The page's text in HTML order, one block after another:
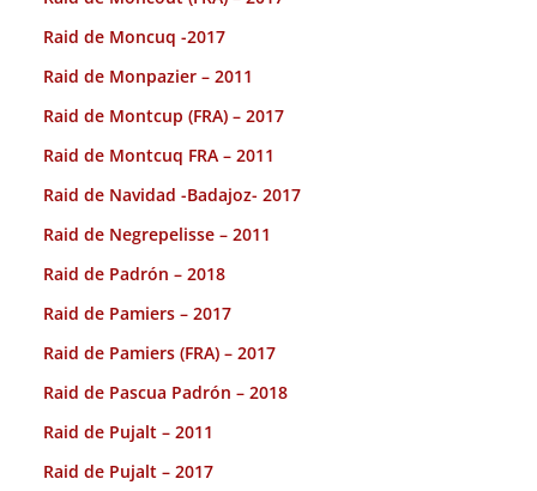
Raid de Moncuq -2017
Raid de Monpazier – 2011
Raid de Montcup (FRA) – 2017
Raid de Montcuq FRA – 2011
Raid de Navidad -Badajoz- 2017
Raid de Negrepelisse – 2011
Raid de Padrón – 2018
Raid de Pamiers – 2017
Raid de Pamiers (FRA) – 2017
Raid de Pascua Padrón – 2018
Raid de Pujalt – 2011
Raid de Pujalt – 2017